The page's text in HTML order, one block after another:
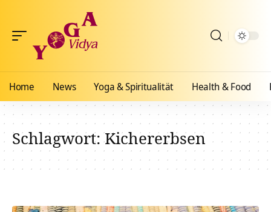
Home News Yoga & Spiritualität Health & Food
Schlagwort:Kichererbsen